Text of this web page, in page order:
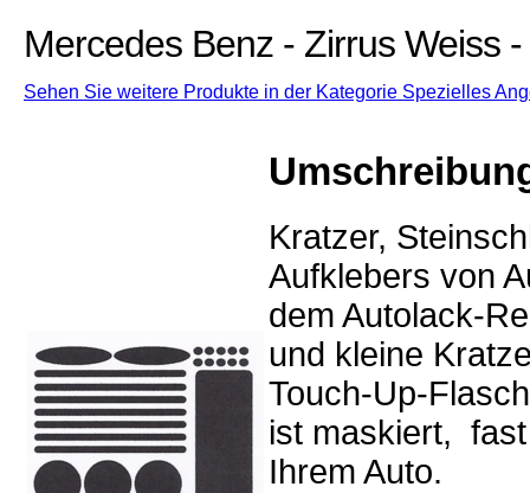
Mercedes Benz - Zirrus Weiss
Sehen Sie weitere Produkte in der Kategorie Spezielles
Kratzer,
Aufklebers von
dem Autolack-
und kleine
Touch-Up-
ist maskiert,
Ihrem Auto.